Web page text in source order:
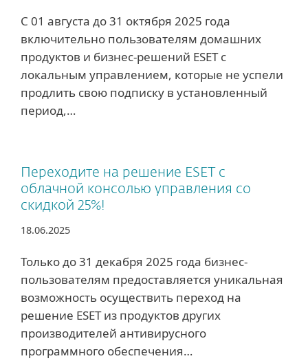
С 01 августа до 31 октября 2025 года
включительно пользователям домашних
продуктов и бизнес-решений ESET с
локальным управлением, которые не успели
продлить свою подписку в установленный
период,…
Переходите на решение ESET с
облачной консолью управления со
скидкой 25%!
18.06.2025
Только до 31 декабря 2025 года бизнес-
пользователям предоставляется уникальная
возможность осуществить переход на
решение ESET из продуктов других
производителей антивирусного
программного обеспечения…